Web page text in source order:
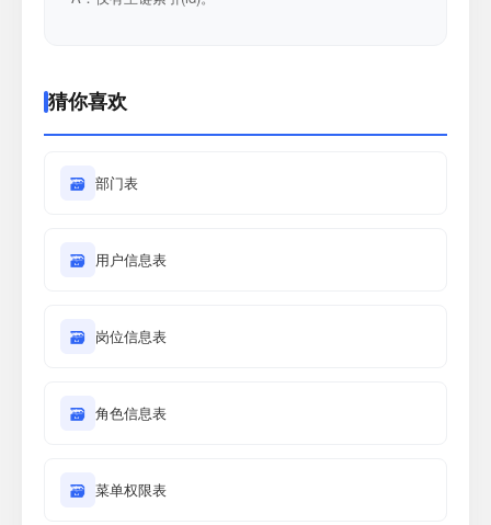
猜你喜欢
🗃 部门表
🗃 用户信息表
🗃 岗位信息表
🗃 角色信息表
🗃 菜单权限表